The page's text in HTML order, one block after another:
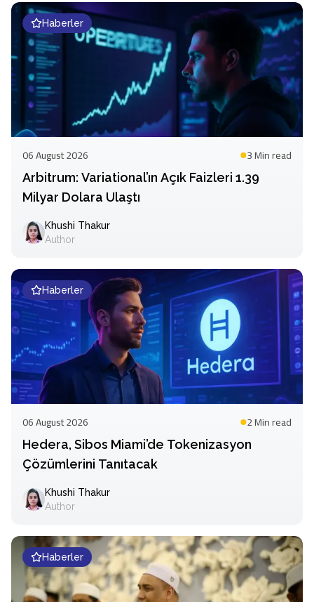
Haberler
06 August 2026 3 Minread
Arbitrum: Variational’ın Açık Faizleri 1.39
Milyar Dolara Ulaştı
Khushi Thakur
Author
Haberler
06 August 2026 2 Minread
Hedera, Sibos Miami’de Tokenizasyon
Çözümlerini Tanıtacak
Khushi Thakur
Author
Haberler